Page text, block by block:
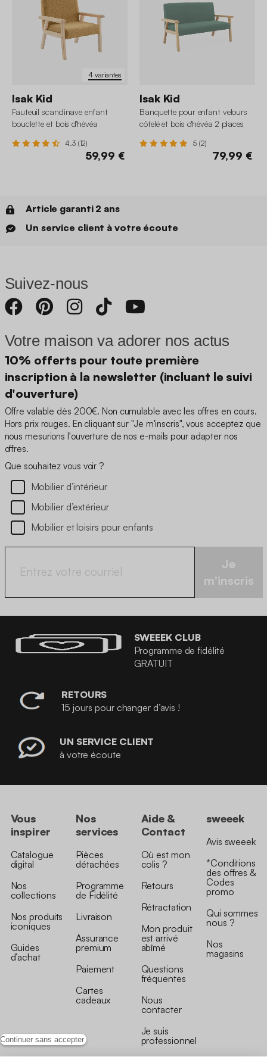
Continuer sans accepter
4 variantes
Isak Kid
Fauteuil scandinave enfant
bouclette et bois d'hévéa
4.3 (12)
59,99 €
Isak Kid
Banquette pour enfant velours
côtelé et bois d'hévéa 2 places
5 (2)
79,99 €
Article garanti 2 ans
Un service client à votre écoute
Suivez-nous
Votre maison va adorer nos actus
10% offerts pour toute première
inscription à la newsletter (incluant le suivi
d'ouverture)
Offre valable dès 200€. Non cumulable avec les offres en cours.
Hors prix rouges. En cliquant sur "Je m'inscris", vous acceptez que
nous mesurions l'ouverture de nos e-mails pour adapter nos
offres.
Que souhaitez vous voir ?
Mobilier d’intérieur
Mobilier d’extérieur
Mobilier et loisirs pour enfants
Je
m'inscris
SWEEEK CLUB
Programme de fidélité
GRATUIT
RETOURS
15 jours pour changer d’avis !
UN SERVICE CLIENT
à votre écoute
Vous
inspirer
Catalogue
digital
Nos
collections
Nos produits
iconiques
Guides
d’achat
Nos
services
Pièces
détachées
Programme
de Fidélité
Livraison
Assurance
premium
Paiement
Cartes
cadeaux
Aide &
Contact
Où est mon
colis ?
Retours
Rétractation
Mon produit
est arrivé
abîmé
Questions
fréquentes
Nous
contacter
Je suis
professionnel
sweeek
Avis sweeek
*Conditions
des offres &
Codes
promo
Qui sommes
nous ?
Nos
magasins